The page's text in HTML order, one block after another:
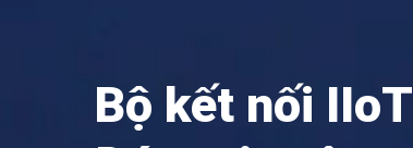
Bộ kết nối IIoT